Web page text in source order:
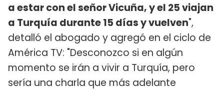
a estar con el señor Vicuña, y el 25 viajan
a Turquía durante 15 días y vuelven",
detalló el abogado y agregó en el ciclo de
América TV: "Desconozco si en algún
momento se irán a vivir a Turquía, pero
sería una charla que más adelante